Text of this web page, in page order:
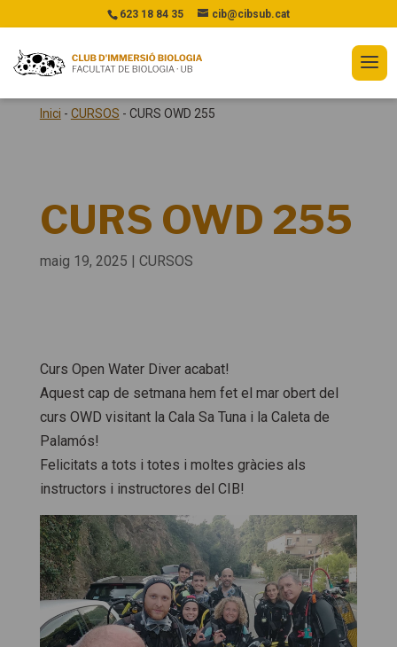
623 18 84 35 cib@cibsub.cat
Inici - CURSOS - CURS OWD 255
CURS OWD 255
maig 19, 2025 | CURSOS
Curs Open Water Diver acabat!
Aquest cap de setmana hem fet el mar obert del
curs OWD visitant la Cala Sa Tuna i la Caleta de
Palamós!
Felicitats a tots i totes i moltes gràcies als
instructors i instructores del CIB!